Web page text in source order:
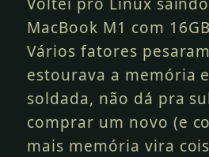
MacBook M1 com
Vários fatores
estourava a memória
soldada, não dá pra
comprar um novo (e
mais memória vira